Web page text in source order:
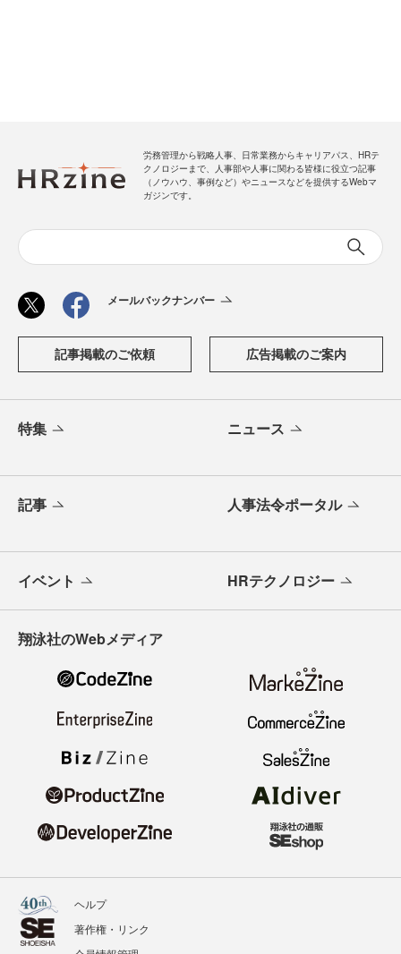
労務管理から戦略人事、日常業務からキャリアパス、HRテ
クノロジーまで、人事部や人事に関わる皆様に役立つ記事
（ノウハウ、事例など）やニュースなどを提供するWebマ
ガジンです。
メールバックナンバー
記事掲載のご依頼 広告掲載のご案内
特集 ニュース
記事 人事法令ポータル
イベント HRテクノロジー
翔泳社のWebメディア
ヘルプ
著作権・リンク